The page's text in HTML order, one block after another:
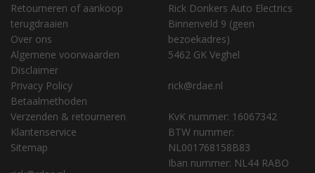
Retourneren of aankoop
terugdraaien
Over ons
Algemene voorwaarden
Disclaimer
Privacy Policy
Betaalmethoden
Verzenden & retourneren
Klantenservice
Sitemap
Rick Donkers Auto Electrics
Binnenveld 9 (geen
bezoekadres)
5462 GK Veghel
rick@rdae.nl
KvK nummer: 16067342
BTW nummer:
NL001768158B83
Iban nummer: NL44 RABO